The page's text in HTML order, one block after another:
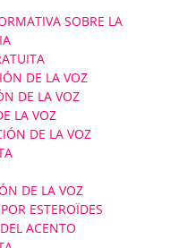
SOBRE LA
DE LA VOZ
DE LA VOZ
LA VOZ
DE LA VOZ
DE LA VOZ
ESTEROÏDES
ACENTO